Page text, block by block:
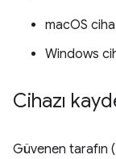
macOS
Windows
Cihazı
Güvenen tarafın